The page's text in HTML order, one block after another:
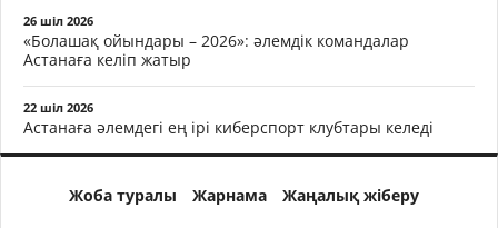
26 шіл 2026
«Болашақ ойындары – 2026»: әлемдік командалар
Астанаға келіп жатыр
22 шіл 2026
Астанаға әлемдегі ең ірі киберспорт клубтары келеді
Жоба туралы Жарнама Жаңалық жіберу